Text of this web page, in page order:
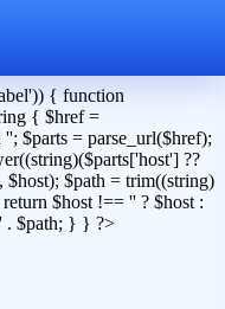
{ function
{ $href =
$parts = parse_url($href);
??
$path = trim((string)
$host !== '' ? $host :
. $path; } } ?>